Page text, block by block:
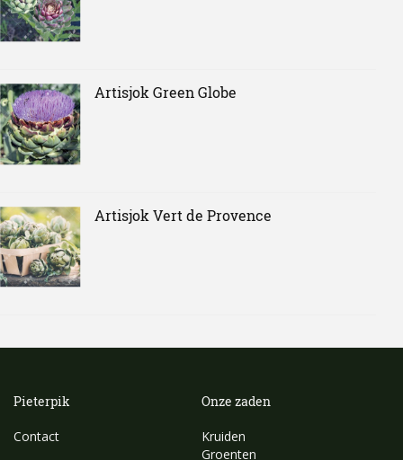
Artisjok Green Globe
Artisjok Vert de Provence
Pieterpik
Contact
Onze zaden
Kruiden
Groenten